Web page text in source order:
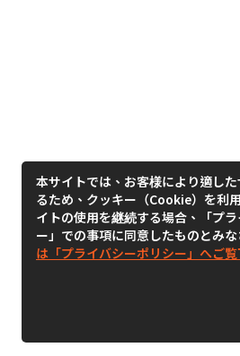
本サイトでは、お客様により適し
るため、クッキー（Cookie）を利
イトの使用を継続する場合、「プ
ー」での事項に同意したものとみな
は「プライバシーポリシー」へご覧